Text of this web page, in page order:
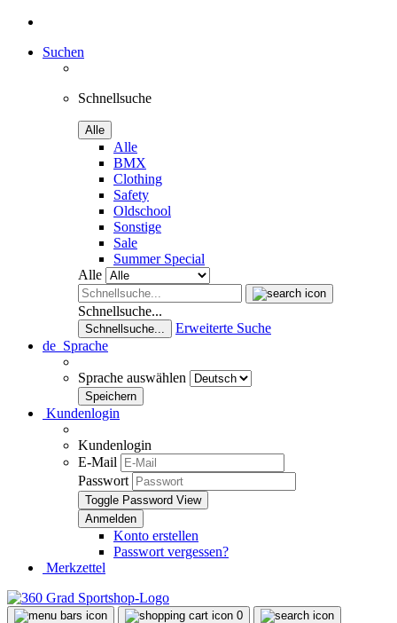
Suchen
Schnellsuche
Alle
Alle
BMX
Clothing
Safety
Oldschool
Sonstige
Sale
Summer Special
Alle
Schnellsuche...
Schnellsuche...
Erweiterte Suche
de Sprache
Sprache auswählen
Kundenlogin
Kundenlogin
E-Mail
Passwort
Toggle Password View
Konto erstellen
Passwort vergessen?
Merkzettel
0